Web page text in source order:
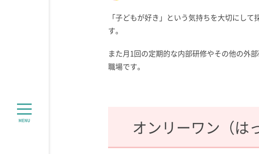
MENU
「子どもが好き」という気持ちを大切にし
す。
また月1回の定期的な内部研修やその他の外
職場です。
オンリーワン（は